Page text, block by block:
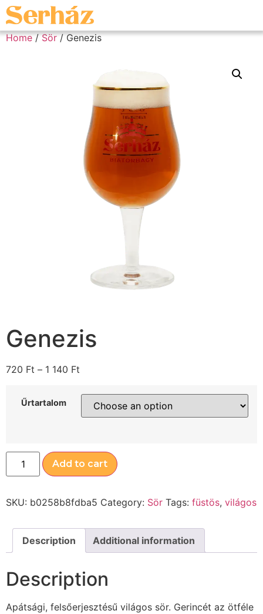
Home/Sör/ Genezis
Genezis
720 Ft – 1 140 Ft
Űrtartalom
Add to cart
SKU: b0258b8fdba5 Category: Sör Tags: füstös, világos
Description Additional information
Description
Apátsági, felsőerjesztésű világos sör. Gerincét az ötféle